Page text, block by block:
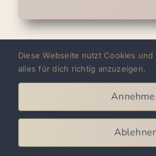
Diese Webseite nutzt Cookies
alles für dich richtig anzuzeigen.